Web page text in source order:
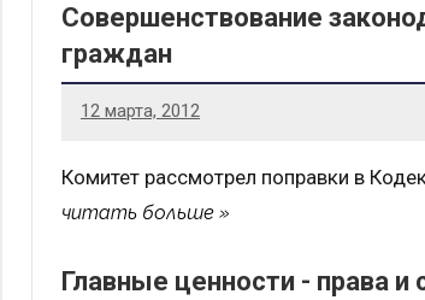
Совершенствование
граждан
12 марта, 2012
Комитет рассмотрел поправки в
читать больше
Главные ценности - права и